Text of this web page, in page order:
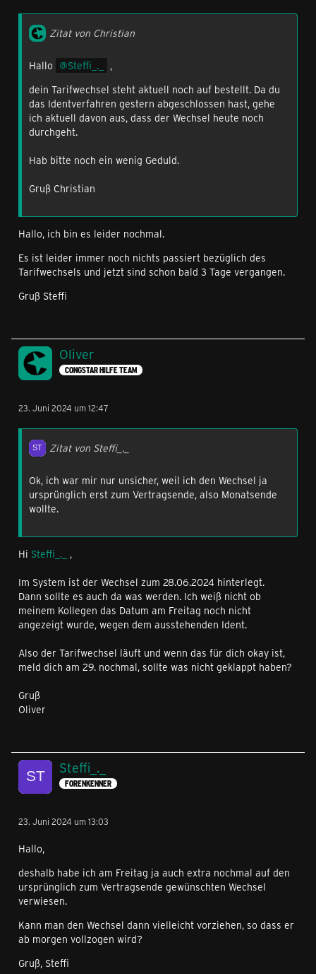
Zitat von Christian
Hallo Steffi_._
,
dein Tarifwechsel steht aktuell noch auf bestellt. Da du
das Identverfahren gestern abgeschlossen hast, gehe
ich aktuell davon aus, dass der Wechsel heute noch
durchgeht.
Hab bitte noch ein wenig Geduld.
Gruß Christian
Hallo, ich bin es leider nochmal.
Es ist leider immer noch nichts passiert bezüglich des
Tarifwechsels und jetzt sind schon bald 3 Tage vergangen.
Gruß Steffi
Oliver
CONGSTAR HILFE TEAM
23. Juni 2024 um 12:47
Zitat von Steffi_._
Ok, ich war mir nur unsicher, weil ich den Wechsel ja
ursprünglich erst zum Vertragsende, also Monatsende
wollte.
Hi Steffi_._ ,
Im System ist der Wechsel zum 28.06.2024 hinterlegt.
Dann sollte es auch da was werden. Ich weiß nicht ob
meinem Kollegen das Datum am Freitag noch nicht
angezeigt wurde, wegen dem ausstehenden Ident.
Also der Tarifwechsel läuft und wenn das für dich okay ist,
meld dich am 29. nochmal, sollte was nicht geklappt haben?
Gruß
Oliver
Steffi_._
FORENKENNER
23. Juni 2024 um 13:03
Hallo,
deshalb habe ich am Freitag ja auch extra nochmal auf den
ursprünglich zum Vertragsende gewünschten Wechsel
verwiesen.
Kann man den Wechsel dann vielleicht vorziehen, so dass er
ab morgen vollzogen wird?
Gruß, Steffi